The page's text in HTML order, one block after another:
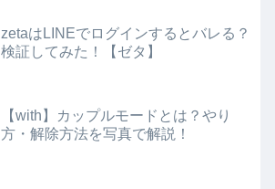
zetaはLINEでログインするとバレる？
検証してみた！【ゼタ】
【with】カップルモードとは？やり
方・解除方法を写真で解説！